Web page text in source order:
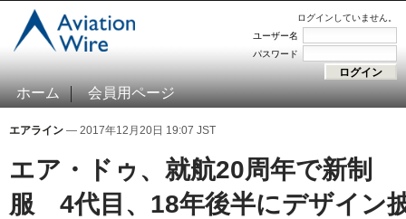
ログインしていません。
ユーザー名
パスワード
ホーム 会員用ページ
エアライン — 2017年12月20日 19:07 JST
エア・ドゥ、就航20周年で新制
服 4代目、18年後半にデザイン